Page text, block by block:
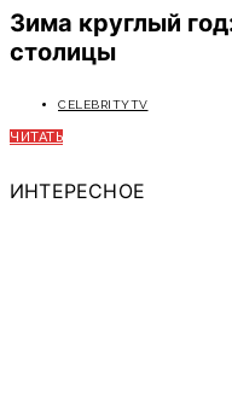
Зима круглый
столицы
CELEBRITYTV
ЧИТАТЬ
ИНТЕРЕСНОЕ